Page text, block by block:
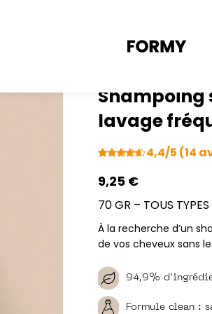
Shampoing
lavage
9,25 €
sur 5
basé sur
client
4,4/5 (14
70 GR – TOUS
À la recherche d’un
de vos cheveux sans
94,9%
Formule clean :